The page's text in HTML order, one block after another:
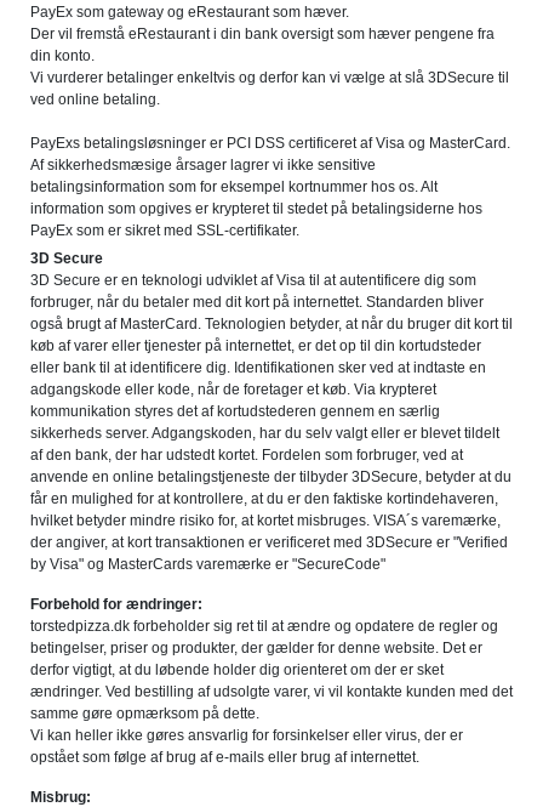
PayEx som gateway og eRestaurant som hæver.
Der vil fremstå eRestaurant i din bank oversigt som hæver pengene fra
din konto.
Vi vurderer betalinger enkeltvis og derfor kan vi vælge at slå 3DSecure til
ved online betaling.
PayExs betalingsløsninger er PCI DSS certificeret af Visa og MasterCard.
Af sikkerhedsmæsige årsager lagrer vi ikke sensitive
betalingsinformation som for eksempel kortnummer hos os. Alt
information som opgives er krypteret til stedet på betalingsiderne hos
PayEx som er sikret med SSL-certifikater.
3D Secure
3D Secure er en teknologi udviklet af Visa til at autentificere dig som
forbruger, når du betaler med dit kort på internettet. Standarden bliver
også brugt af MasterCard. Teknologien betyder, at når du bruger dit kort til
køb af varer eller tjenester på internettet, er det op til din kortudsteder
eller bank til at identificere dig. Identifikationen sker ved at indtaste en
adgangskode eller kode, når de foretager et køb. Via krypteret
kommunikation styres det af kortudstederen gennem en særlig
sikkerheds server. Adgangskoden, har du selv valgt eller er blevet tildelt
af den bank, der har udstedt kortet. Fordelen som forbruger, ved at
anvende en online betalingstjeneste der tilbyder 3DSecure, betyder at du
får en mulighed for at kontrollere, at du er den faktiske kortindehaveren,
hvilket betyder mindre risiko for, at kortet misbruges. VISA´s varemærke,
der angiver, at kort transaktionen er verificeret med 3DSecure er "Verified
by Visa" og MasterCards varemærke er "SecureCode"
Forbehold for ændringer:
torstedpizza.dk forbeholder sig ret til at ændre og opdatere de regler og
betingelser, priser og produkter, der gælder for denne website. Det er
derfor vigtigt, at du løbende holder dig orienteret om der er sket
ændringer. Ved bestilling af udsolgte varer, vi vil kontakte kunden med det
samme gøre opmærksom på dette.
Vi kan heller ikke gøres ansvarlig for forsinkelser eller virus, der er
opstået som følge af brug af e-mails eller brug af internettet.
Misbrug: